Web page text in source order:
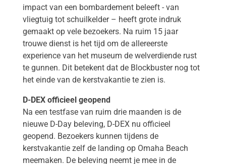
impact van een bombardement beleeft - van
vliegtuig tot schuilkelder – heeft grote indruk
gemaakt op vele bezoekers. Na ruim 15 jaar
trouwe dienst is het tijd om de allereerste
experience van het museum de welverdiende rust
te gunnen. Dit betekent dat de Blockbuster nog tot
het einde van de kerstvakantie te zien is.
D-DEX officieel geopend
Na een testfase van ruim drie maanden is de
nieuwe D-Day beleving, D-DEX nu officieel
geopend. Bezoekers kunnen tijdens de
kerstvakantie zelf de landing op Omaha Beach
meemaken. De beleving neemt je mee in de